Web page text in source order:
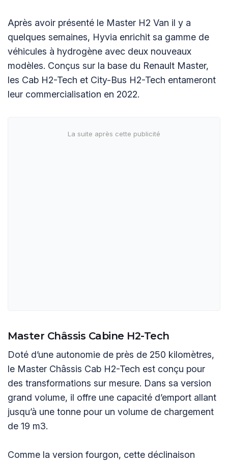
Après avoir présenté le Master H2 Van il y a
quelques semaines, Hyvia enrichit sa gamme de
véhicules à hydrogène avec deux nouveaux
modèles. Conçus sur la base du Renault Master,
les Cab H2-Tech et City-Bus H2-Tech entameront
leur commercialisation en 2022.
Master Châssis Cabine H2-Tech
Doté d’une autonomie de près de 250 kilomètres,
le Master Châssis Cab H2-Tech est conçu pour
des transformations sur mesure. Dans sa version
grand volume, il offre une capacité d’emport allant
jusqu’à une tonne pour un volume de chargement
de 19 m3.
Comme la version fourgon, cette déclinaison